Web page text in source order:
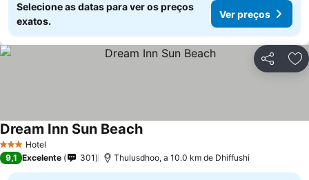
Selecione as datas para ver os preços
exatos.
Ver preços
Partilhar
3 EstrelasHotel
Dream Inn Sun Beach
9,1 Excelente 301 Thulusdhoo, a 10.0 km de Dhiffushi